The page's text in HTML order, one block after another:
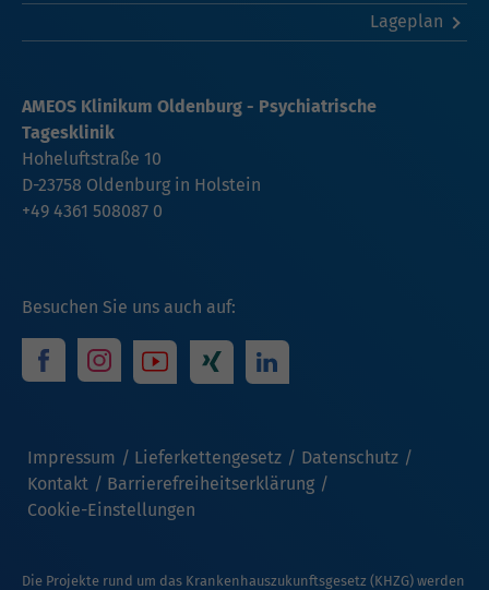
Lageplan
Besuchen Sie uns auch auf:
Impressum Lieferkettengesetz
Datenschutz
Kontakt
Barrierefreiheitserklärung
Cookie-Einstellungen
AMEOS Klinikum Oldenburg - Psychiatrische
Tagesklinik
Hoheluftstraße 10
D-23758 Oldenburg in Holstein
+49 4361 508087 0
Die Projekte rund um das Krankenhauszukunftsgesetz (KHZG) werden